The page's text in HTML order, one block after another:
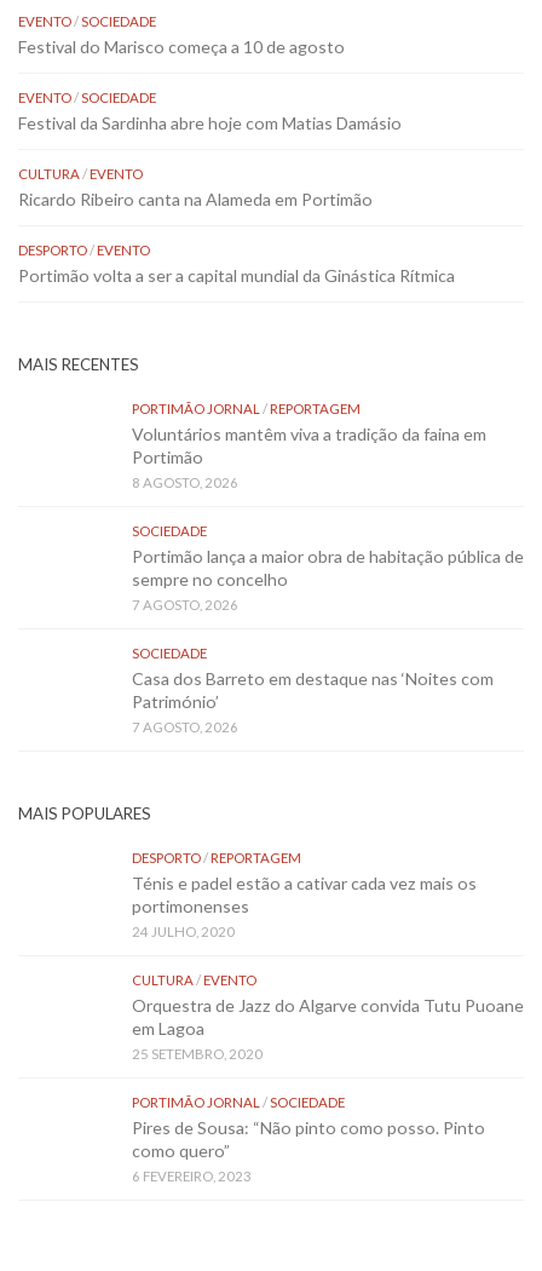
EVENTO/SOCIEDADE
Festival do Marisco começa a 10 de agosto
EVENTO/SOCIEDADE
Festival da Sardinha abre hoje com Matias Damásio
CULTURA/EVENTO
Ricardo Ribeiro canta na Alameda em Portimão
DESPORTO/EVENTO
Portimão volta a ser a capital mundial da Ginástica Rítmica
MAIS RECENTES
PORTIMÃO JORNAL /REPORTAGEM
Voluntários mantêm viva a tradição da faina em
Portimão
8 AGOSTO, 2026
SOCIEDADE
Portimão lança a maior obra de habitação pública de
sempre no concelho
7 AGOSTO, 2026
SOCIEDADE
Casa dos Barreto em destaque nas ‘Noites com
Património’
7 AGOSTO, 2026
MAIS POPULARES
DESPORTO/REPORTAGEM
Ténis e padel estão a cativar cada vez mais os
portimonenses
24 JULHO, 2020
CULTURA/EVENTO
Orquestra de Jazz do Algarve convida Tutu Puoane
em Lagoa
25 SETEMBRO, 2020
PORTIMÃO JORNAL /SOCIEDADE
Pires de Sousa: “Não pinto como posso. Pinto
como quero”
6 FEVEREIRO, 2023